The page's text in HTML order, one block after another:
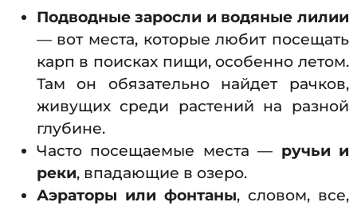
Подводные заросли и водяные лилии
— вот места, которые любит посещать
карп в поисках пищи, особенно летом.
Там он обязательно найдет рачков,
живущих среди растений на разной
глубине.
Часто посещаемые места — ручьи и
реки, впадающие в озеро.
Аэраторы или фонтаны, словом, все,